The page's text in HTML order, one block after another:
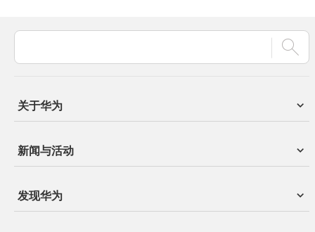
关于华为
新闻与活动
发现华为